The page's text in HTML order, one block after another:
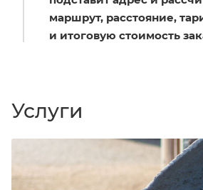
маршрут, расстояние,
и итоговую стоимость
Услуги